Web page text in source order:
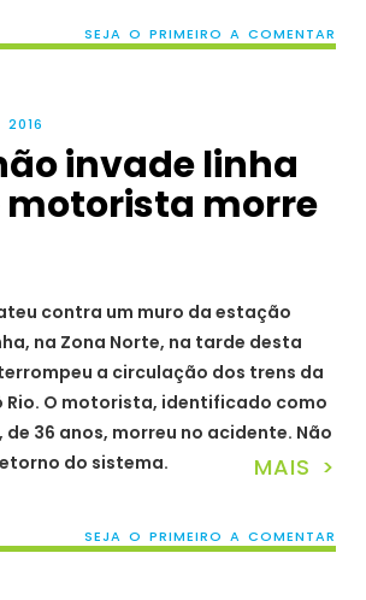
SEJA O PRIMEIRO A COMENTAR
2016
invade linha
motorista morre
contra um muro da estação
na Zona Norte, na tarde desta
a circulação dos trens da
Rio. O motorista, identificado como
de 36 anos, morreu no acidente. Não
do sistema.
MAIS >
SEJA O PRIMEIRO A COMENTAR